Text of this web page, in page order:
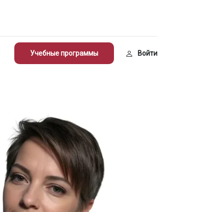
Учебные программы Войти